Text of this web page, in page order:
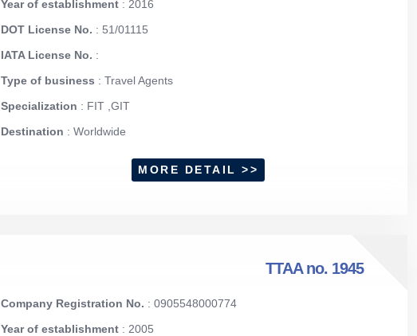
Year of establishment : 2016
DOT License No. : 51/01115
IATA License No. :
Type of business : Travel Agents
Specialization : FIT ,GIT
Destination : Worldwide
MORE DETAIL >>
TTAA no. 1945
Company Registration No. : 0905548000774
Year of establishment : 2005